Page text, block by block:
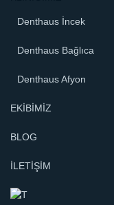
Denthaus İncek
Denthaus Bağlıca
Denthaus Afyon
EKİBİMİZ
BLOG
İLETİŞİM